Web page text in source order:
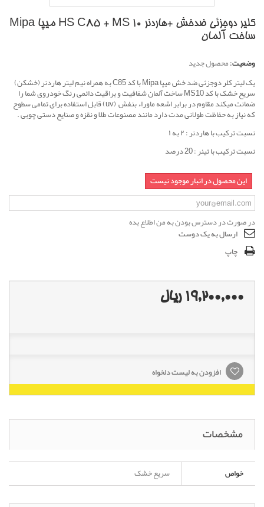
کلیر دوجزئی ضدخش +هاردنر HS C85 + MS 10 میپا Mipa
ساخت آلمان
وضعیت:محصول جدید
یک لیتر کلر دوجزئی ضد خش میپا Mipa با کد C85 به همراه نیم لیتر هاردنر (خشکن)
سریع خشک با کد MS10 ساخت آلمان شفافیت و براقیت دائمی رنگ خودروی شما را
ضمانت میکند مقاوم در برابر اشعه ماوراء بنفش (uv) قابل استفاده برای تمامی سطوح
که نیاز به حفاظت طولانی مدت دارد مانند مصنوعات طلا و نقزه و صنایع دستی چوبی .
نسبت ترکیب با هاردنر : ۲ به ۱
نسبت ترکیب با تینر : 20 درصد
این محصول در انبار موجود نیست
در صورت در دسترس بودن به من اطلاع بده
ارسال به یک دوست
چاپ
19,200,000 ریال
افزودن به لیست دلخواه
مشخصات
خواص سریع خشک